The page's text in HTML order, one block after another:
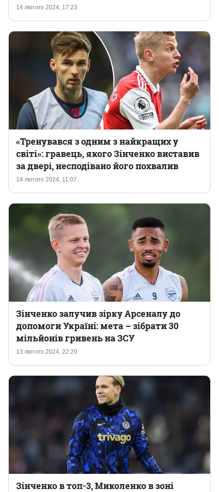
14 лютого 2024, 17:23
14 лютого 2024, 11:07
«Тренувався з одним з найкращих у
світі»: гравець, якого Зінченко виставив
за двері, несподівано його похвалив
13 лютого 2024, 22:20
Зінченко залучив зірку Арсеналу до
допомоги Україні: мета – зібрати 30
мільйонів гривень на ЗСУ
Зінченко в топ-3, Миколенко в зоні